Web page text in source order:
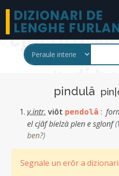
DIZIONARI DE
LENGHE
pindulâ
v.intr. viôt pendolâ :
el cjâf bielzà plen e sglonf(
ben?)
Segnale un erôr a